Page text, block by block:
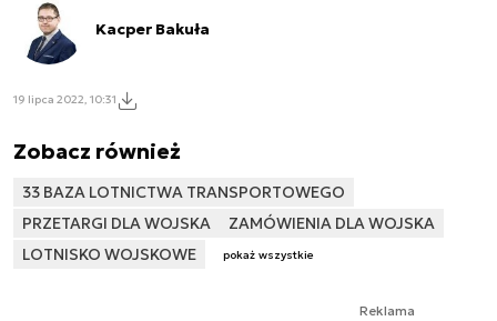
Kacper Bakuła
19 lipca 2022, 10:31
Zobacz również
33 BAZA LOTNICTWA TRANSPORTOWEGO
PRZETARGI DLA WOJSKA
ZAMÓWIENIA DLA WOJSKA
LOTNISKO WOJSKOWE
pokaż wszystkie
Reklama